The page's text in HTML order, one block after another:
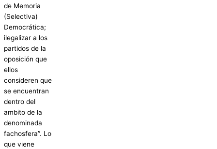
de Memoria
(Selectiva)
Democrática;
ilegalizar a los
partidos de la
oposición que
ellos
consideren que
se encuentran
dentro del
ambito de la
denominada
fachosfera”. Lo
que viene